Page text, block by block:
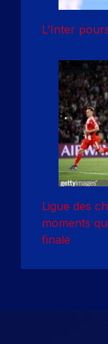
L’Inter
Ligue des
moments
finale